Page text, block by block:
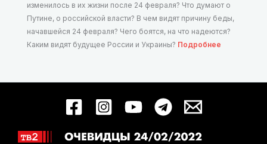
изменилось в их жизни после 24 февраля? Что думают о
Путине, о российской власти? В чем видят причину беды,
начавшейся 24 февраля? Чего боятся, на что надеются?
Каким видят будущее России и Украины? Подробнее